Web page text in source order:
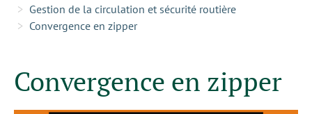
Gestion de la circulation et sécurité routière
Convergence en zipper
Convergence en zipper